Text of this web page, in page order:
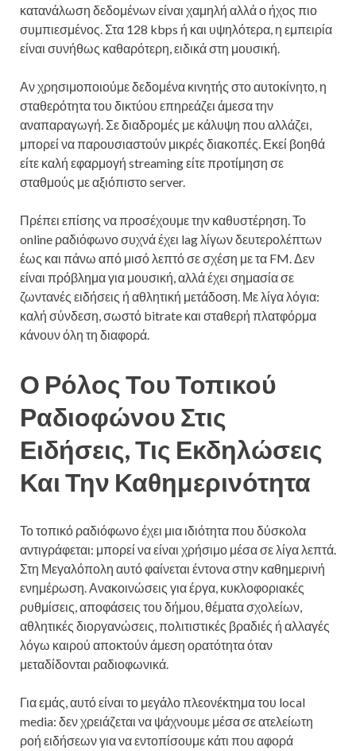
κατανάλωση δεδομένων είναι χαμηλή αλλά ο ήχος πιο
συμπιεσμένος. Στα 128 kbps ή και υψηλότερα, η εμπειρία
είναι συνήθως καθαρότερη, ειδικά στη μουσική.
Αν χρησιμοποιούμε δεδομένα κινητής στο αυτοκίνητο, η
σταθερότητα του δικτύου επηρεάζει άμεσα την
αναπαραγωγή. Σε διαδρομές με κάλυψη που αλλάζει,
μπορεί να παρουσιαστούν μικρές διακοπές. Εκεί βοηθά
είτε καλή εφαρμογή streaming είτε προτίμηση σε
σταθμούς με αξιόπιστο server.
Πρέπει επίσης να προσέχουμε την καθυστέρηση. Το
online ραδιόφωνο συχνά έχει lag λίγων δευτερολέπτων
έως και πάνω από μισό λεπτό σε σχέση με τα FM. Δεν
είναι πρόβλημα για μουσική, αλλά έχει σημασία σε
ζωντανές ειδήσεις ή αθλητική μετάδοση. Με λίγα λόγια:
καλή σύνδεση, σωστό bitrate και σταθερή πλατφόρμα
κάνουν όλη τη διαφορά.
Ο Ρόλος Του Τοπικού
Ραδιοφώνου Στις
Ειδήσεις, Τις Εκδηλώσεις
Και Την Καθημερινότητα
Το τοπικό ραδιόφωνο έχει μια ιδιότητα που δύσκολα
αντιγράφεται: μπορεί να είναι χρήσιμο μέσα σε λίγα λεπτά.
Στη Μεγαλόπολη αυτό φαίνεται έντονα στην καθημερινή
ενημέρωση. Ανακοινώσεις για έργα, κυκλοφοριακές
ρυθμίσεις, αποφάσεις του δήμου, θέματα σχολείων,
αθλητικές διοργανώσεις, πολιτιστικές βραδιές ή αλλαγές
λόγω καιρού αποκτούν άμεση ορατότητα όταν
μεταδίδονται ραδιοφωνικά.
Για εμάς, αυτό είναι το μεγάλο πλεονέκτημα του local
media: δεν χρειάζεται να ψάχνουμε μέσα σε ατελείωτη
ροή ειδήσεων για να εντοπίσουμε κάτι που αφορά